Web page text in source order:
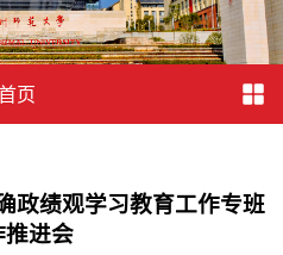
页
政绩观学习教育工作专班
推进会